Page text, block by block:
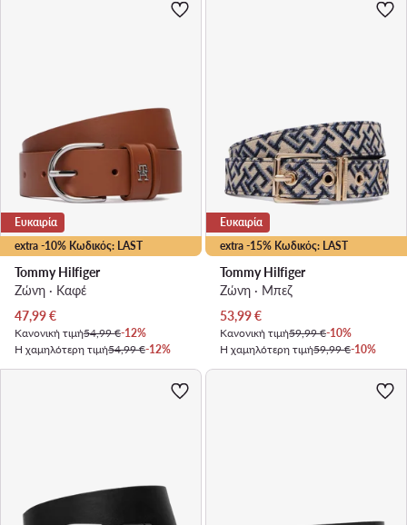
extra -10% Κωδικός: LAST
Ευκαιρία
Tommy Hilfiger
Ζώνη · Καφέ
Τρέχουσα τιμή
47,99€
Κανονική τιμή54,99 €-12%
Η χαμηλότερη τιμή54,99 €-12%
extra -15% Κωδικός: LAST
Ευκαιρία
Tommy Hilfiger
Ζώνη · Μπεζ
Τρέχουσα τιμή
53,99€
Κανονική τιμή59,99 €-10%
Η χαμηλότερη τιμή59,99 €-10%